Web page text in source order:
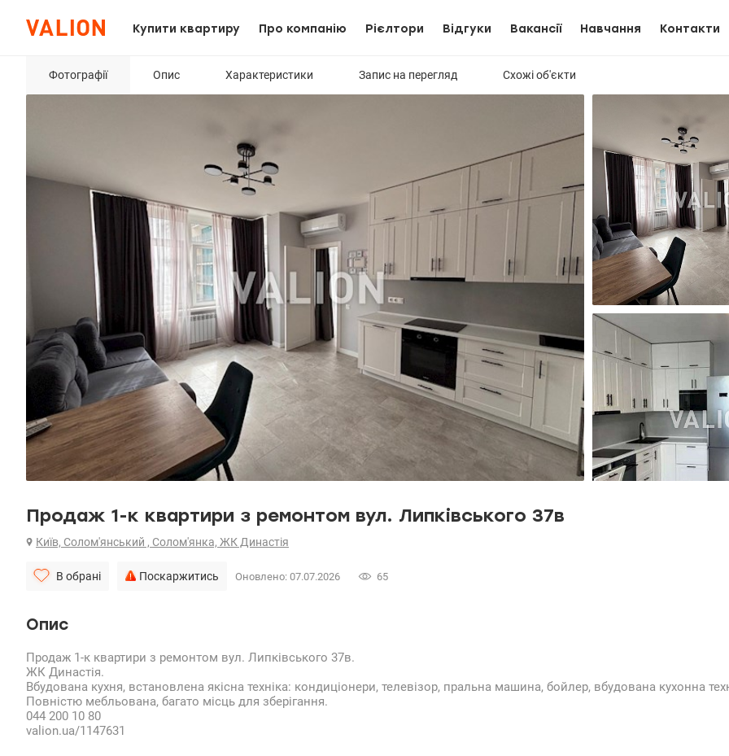
Купити квартиру Про компанію Рієлтори Відгуки Вакансії Навчання Контакти
Фотографії Опис Характеристики Запис на перегляд Схожі об'єкти
Продаж 1-к квартири з ремонтом вул. Липківського 37в
Київ, Солом'янський , Солом'янка, ЖК Династія
В обрані Поскаржитись Оновлено: 07.07.2026 65
Опис
Продаж 1-к квартири з ремонтом вул. Липківського 37в.
ЖК Династія.
Вбудована кухня, встановлена ​​якісна техніка: кондиціонери, телевізор, пральна машина, бойлер, вбудована кухонна
Повністю мебльована, багато місць для зберігання.
044 200 10 80
valion.ua/1147631